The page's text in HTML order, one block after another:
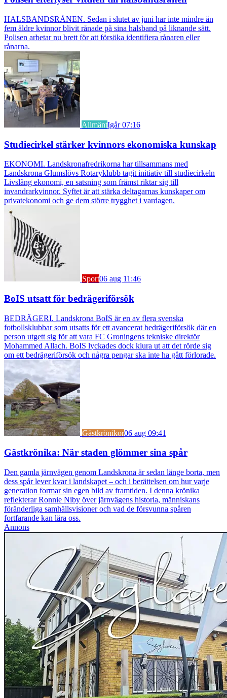
HALSBANDSRÅNEN. Sedan i slutet av juni har inte mindre än
fem äldre kvinnor blivit rånade på sina halsband på liknande sätt.
Polisen arbetar nu brett för att försöka identifiera rånaren eller
rånarna.
AllmäntIgår 07:16
Studiecirkel stärker kvinnors ekonomiska kunskap
EKONOMI. Landskronafredrikorna har tillsammans med
Landskrona Glumslövs Rotaryklubb tagit initiativ till studiecirkeln
Livslång ekonomi, en satsning som främst riktar sig till
invandrarkvinnor. Syftet är att stärka deltagarnas kunskaper om
privatekonomi och ge dem större trygghet i vardagen.
Sport06 aug 11:46
BoIS utsatt för bedrägeriförsök
BEDRÄGERI. Landskrona BoIS är en av flera svenska
fotbollsklubbar som utsatts för ett avancerat bedrägeriförsök där en
person utgett sig för att vara FC Groningens tekniske direktör
Mohammed Allach. BoIS lyckades dock klura ut att det rörde sig
om ett bedrägeriförsök och några pengar ska inte ha gått förlorade.
Gästkrönikor06 aug 09:41
Gästkrönika: När staden glömmer sina spår
Den gamla järnvägen genom Landskrona är sedan länge borta, men
dess spår lever kvar i landskapet – och i berättelsen om hur varje
generation formar sin egen bild av framtiden. I denna krönika
reflekterar Ronnie Niby över järnvägens historia, människans
föränderliga samhällsvisioner och vad de försvunna spåren
fortfarande kan lära oss.
Annons